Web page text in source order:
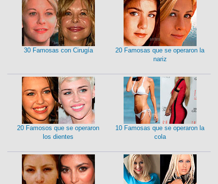
30 Famosas con Cirugía
20 Famosas que se operaron la
nariz
20 Famosos que se operaron
los dientes
10 Famosas que se operaron la
cola